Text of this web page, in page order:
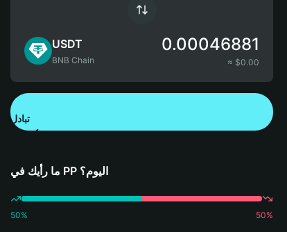
USDT
BNB Chain
0.00046881
≈ $0.00
تبادل
ما رأيك في PP اليوم؟
50% 50%